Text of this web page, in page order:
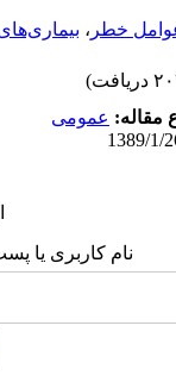
خطر ،
مقاله: عمومى
نام کاربری یا